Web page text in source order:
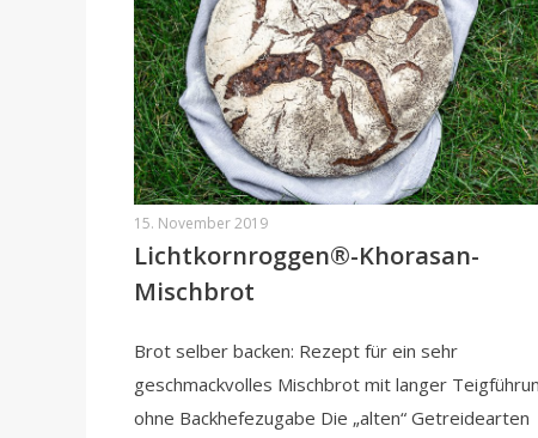
15. November 2019
Lichtkornroggen®-Khorasan-
Mischbrot
Brot selber backen: Rezept für ein sehr
geschmackvolles Mischbrot mit langer
ohne Backhefezugabe Die „alten“ Getreidearten